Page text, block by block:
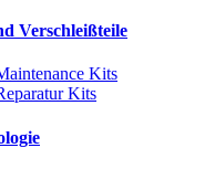
Verschleißteile
Kits
Kits